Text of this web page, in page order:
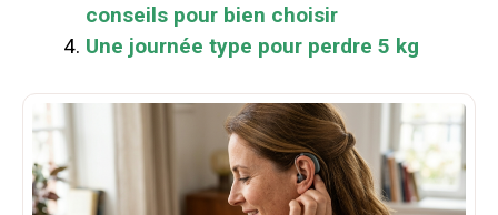
conseils pour bien choisir
Une journée type pour perdre 5 kg